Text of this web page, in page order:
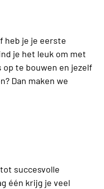
heb je je eerste
je het leuk om met
te bouwen en jezelf
Dan maken we
succesvolle
één krijg je veel